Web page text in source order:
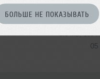
БОЛЬШЕ НЕ ПОКАЗЫВАТЬ
лапать баб)
3.0 MB, 160
05